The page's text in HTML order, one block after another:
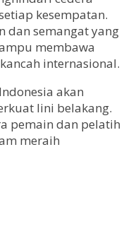
kesempatan.
dan semangat yang
membawa
internasional.
akan
lini belakang.
pemain dan pelatih
meraih